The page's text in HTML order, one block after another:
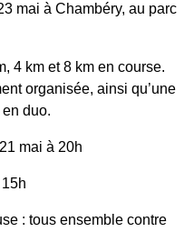
mai à Chambéry, au parc
4 km et 8 km en course.
organisée, ainsi qu’une
duo.
mai à 20h
: tous ensemble contre